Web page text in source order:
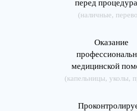
перед
(наличные,
Оказание
медицинской
(капельницы, уколы,